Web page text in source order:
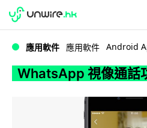
WhatsApp 視像通
WWDC 2026
應用軟件 應用軟件 Android
WhatsApp 視像通話